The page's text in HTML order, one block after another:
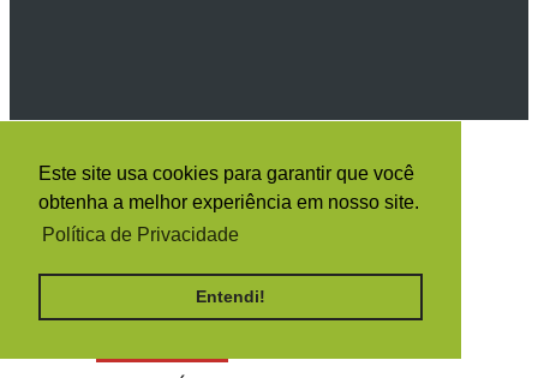
Este site usa cookies para garantir que você
obtenha a melhor experiência em nosso site.
Política de Privacidade
Entendi!